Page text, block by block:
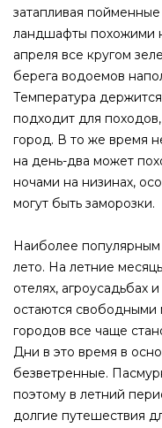
затапливая
ландшафты похожими
апреля все кругом
берега водоемов
Температура
подходит для
город. В то же время
на день-два может
ночами на низинах,
могут быть заморозки.
Наиболее популярным
лето. На летние
отелях, агроусадьбах
остаются свободными
городов все чаще
Дни в это время в
безветренные.
поэтому в летний
долгие путешествия